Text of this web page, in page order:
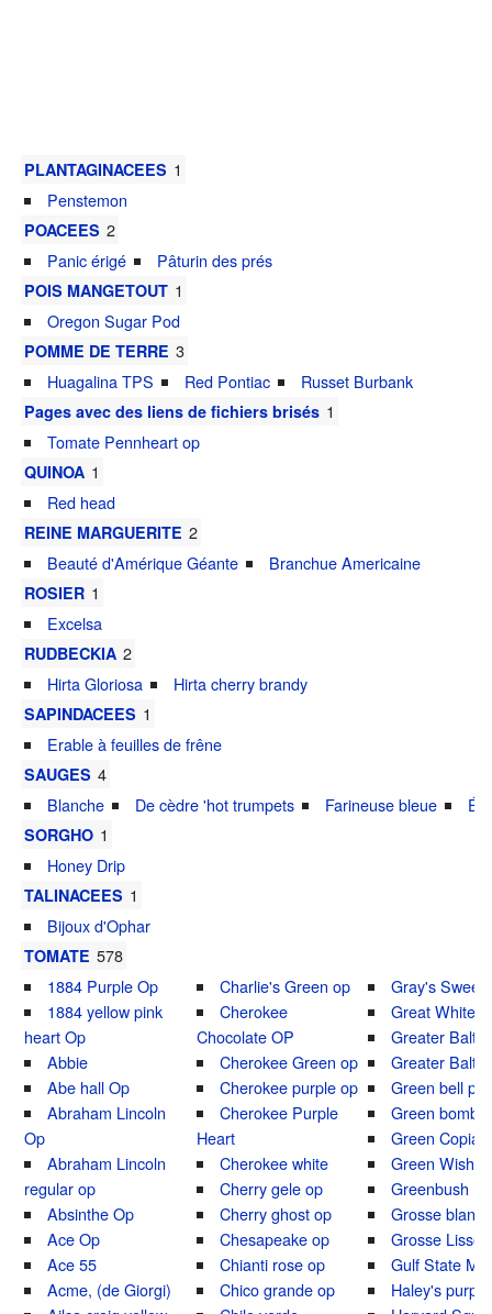
PLANTAGINACEES 1
Penstemon
POACEES 2
Panic érigé
Pâturin des prés
POIS MANGETOUT 1
Oregon Sugar Pod
POMME DE TERRE 3
Huagalina TPS
Red Pontiac Russet Burbank
Pages avec des liens de fichiers brisés 1
Tomate Pennheart op
QUINOA 1
Red head
REINE MARGUERITE 2
Beauté d'Amérique Géante
Branchue Americaine
ROSIER 1
Excelsa
RUDBECKIA 2
Hirta Gloriosa
Hirta cherry brandy
SAPINDACEES 1
Erable à feuilles de frêne
SAUGES 4
Blanche
De cèdre 'hot trumpets Farineuse bleue
SORGHO 1
Honey Drip
TALINACEES 1
Bijoux d'Ophar
TOMATE 578
1884 Purple Op
1884 yellow pink
heart Op
Abbie
Abe hall Op
Abraham Lincoln
Op
Abraham Lincoln
regular op
Absinthe Op
Ace Op
Ace 55
Acme, (de Giorgi)
Charlie's Green op
Cherokee
Chocolate OP
Cherokee Green op
Cherokee purple op
Cherokee Purple
Heart
Cherokee white
Cherry gele op
Cherry ghost op
Chesapeake op
Chianti rose op
Chico grande op
Gray's Sweet
Great White
Greater
Greater
Green bell
Green bomb's
Green Copia
Green Wish
Greenbush
Grosse
Grosse Lisse
Gulf State
Haley's